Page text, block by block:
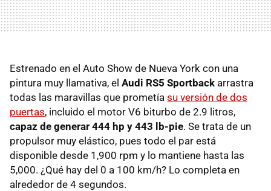
Estrenado en el Auto Show de Nueva York con una
pintura muy llamativa, el Audi RS5 Sportback arrastra
todas las maravillas que prometía su versión de dos
puertas, incluido el motor V6 biturbo de 2.9 litros,
capaz de generar 444 hp y 443 lb-pie. Se trata de un
propulsor muy elástico, pues todo el par está
disponible desde 1,900 rpm y lo mantiene hasta las
5,000. ¿Qué hay del 0 a 100 km/h? Lo completa en
alrededor de 4 segundos.